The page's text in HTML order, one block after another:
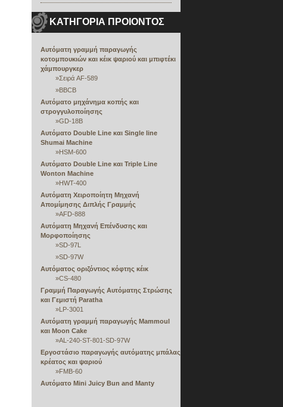
ΚΑΤΗΓΟΡΙΑ ΠΡΟΙΟΝΤΟΣ
Αυτόματη γραμμή παραγωγής
κοτομπουκιών και κέικ ψαριού και μπιφτέκι
χάμπουργκερ
»Σειρά AF-589
»BBCB
Αυτόματο μηχάνημα κοπής και
στρογγυλοποίησης
»GD-18B
Αυτόματο Double Line και Single line
Shumai Machine
»HSM-600
Αυτόματο Double Line και Triple Line
Wonton Machine
»HWT-400
Αυτόματη Χειροποίητη Μηχανή
Απομίμησης Διπλής Γραμμής
»AFD-888
Αυτόματη Μηχανή Επένδυσης και
Μορφοποίησης
»SD-97L
»SD-97W
Αυτόματος οριζόντιος κόφτης κέικ
»CS-480
Γραμμή Παραγωγής Αυτόματης Στρώσης
και Γεμιστή Paratha
»LP-3001
Αυτόματη γραμμή παραγωγής Mammoul
και Moon Cake
»AL-240-ST-801-SD-97W
Εργοστάσιο παραγωγής αυτόματης μπάλας
κρέατος και ψαριού
»FMB-60
Αυτόματο Mini Juicy Bun and Manty